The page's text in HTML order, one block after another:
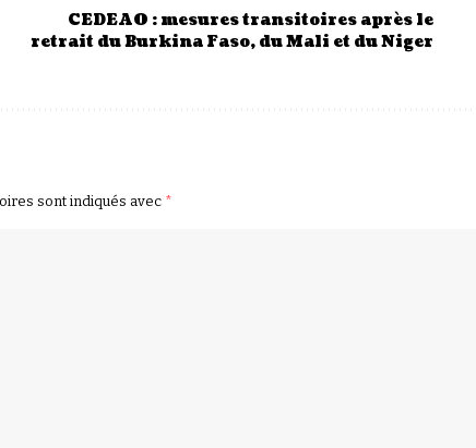
CEDEAO : mesures transitoires après le
retrait du Burkina Faso, du Mali et du Niger
sont indiqués avec *